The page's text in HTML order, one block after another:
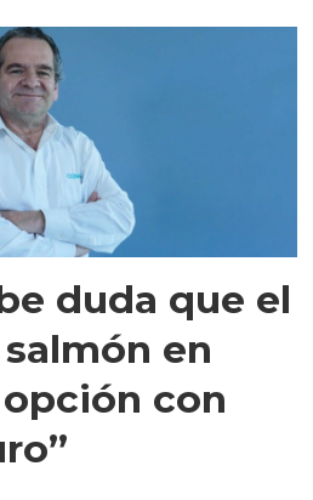
duda que el
en
con